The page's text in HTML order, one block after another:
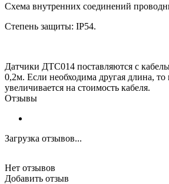
Схема внутренних соединений
Степень защиты: IP54.
Датчики ДТС014 поставляются с
0,2м. Если необходима другая длина, то
увеличивается на стоимость кабеля.
Отзывы
Загрузка отзывов...
Нет отзывов
Добавить отзыв